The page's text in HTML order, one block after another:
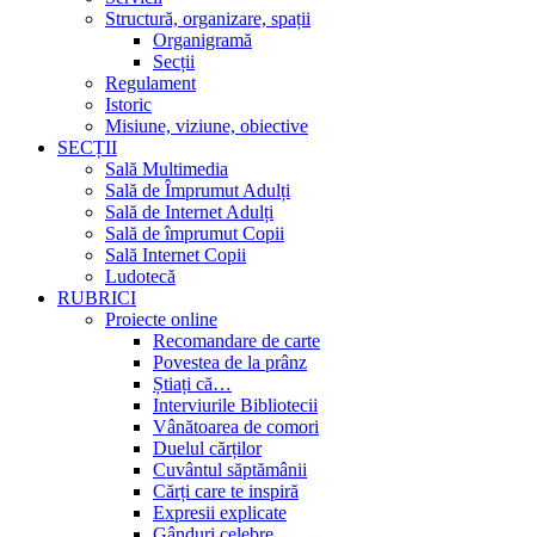
Structură, organizare, spații
Organigramă
Secții
Regulament
Istoric
Misiune, viziune, obiective
SECȚII
Sală Multimedia
Sală de Împrumut Adulți
Sală de Internet Adulți
Sală de împrumut Copii
Sală Internet Copii
Ludotecă
RUBRICI
Proiecte online
Recomandare de carte
Povestea de la prânz
Știați că…
Interviurile Bibliotecii
Vânătoarea de comori
Duelul cărților
Cuvântul săptămânii
Cărți care te inspiră
Expresii explicate